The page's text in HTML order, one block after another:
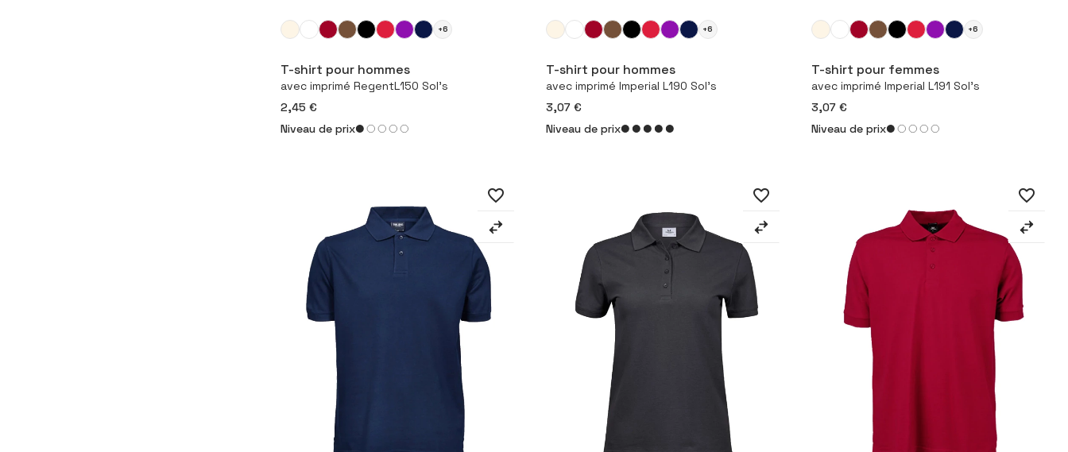
Configurer le produit
+6
T-shirt pour hommes
avec imprimé RegentL150 Sol's
2,45 €
Niveau de prix
Configurer le produit
+6
T-shirt pour hommes
avec imprimé Imperial L190 Sol's
3,07 €
Niveau de prix
Configurer le produit
+6
T-shirt pour femmes
avec imprimé Imperial L191 Sol's
3,07 €
Niveau de prix
favorite_border favorite_border favorite_border